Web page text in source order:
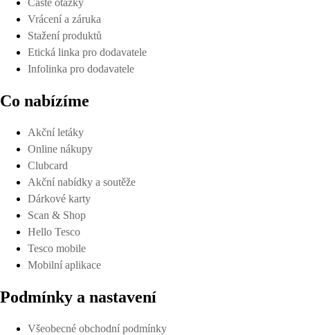
Vrácení a záruka
Stažení produktů
Etická linka pro dodavatele
Infolinka pro dodavatele
Co nabízíme
Akční letáky
Online nákupy
Clubcard
Akční nabídky a soutěže
Dárkové karty
Scan & Shop
Hello Tesco
Tesco mobile
Mobilní aplikace
Podmínky a nastavení
Všeobecné obchodní podmínky